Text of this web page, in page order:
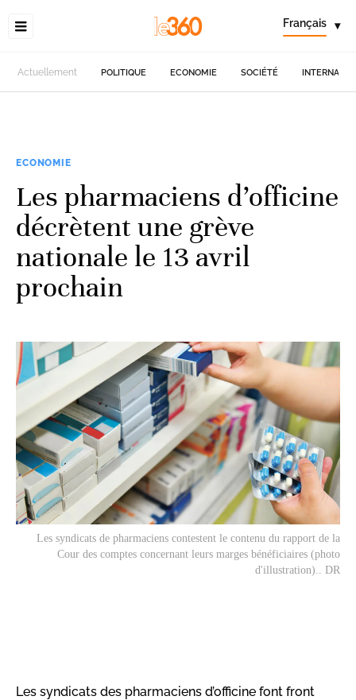
Français ▾
Actuellement POLITIQUE ECONOMIE SOCIÉTÉ
ECONOMIE
Les pharmaciens d’officine
décrètent une grève
nationale le 13 avril
prochain
Les syndicats de pharmaciens contestent le contenu du rapport de la
Cour des comptes concernant leurs marges bénéficiaires (photo
d'illustration).. DR
Les syndicats des pharmaciens d’officine font front